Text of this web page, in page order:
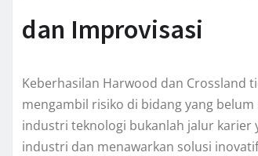
dan Improvisasi
Keberhasilan Harwood dan Crossland
mengambil risiko di bidang yang
industri teknologi bukanlah jalur karier
industri dan menawarkan solusi